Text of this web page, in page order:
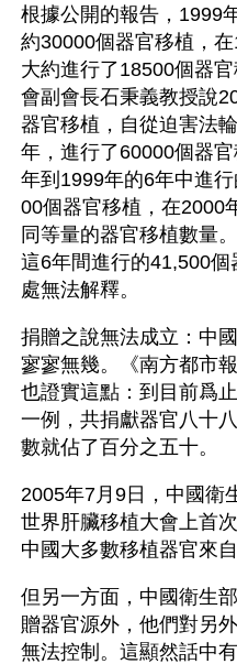
根據公開的報告，1999
約30000個器官移植，
大約進行了18500個器
會副會長石秉義教授說
器官移植，自從迫害法
年，進行了60000個器
年到1999年的6年中進
00個器官移植，在2000
同等量的器官移植數量
這6年間進行的41,500
處無法解釋。
捐贈之說無法成立：中
寥寥無幾。《南方都市
也證實這點：到目前爲
一例，共捐獻器官八十
數就佔了百分之五十。
2005年7月9日，中國衛
世界肝臟移植大會上首
中國大多數移植器官來自
但另一方面，中國衛生
贈器官源外，他們對另
無法控制。這顯然話中有